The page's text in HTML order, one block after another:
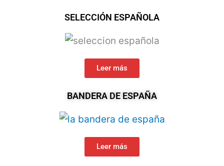
SELECCIÓN ESPAÑOLA
Leer más
BANDERA DE ESPAÑA
Leer más